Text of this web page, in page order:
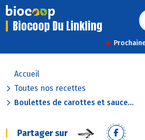
Biocoop Du Linkling
Accueil
Toutes nos recettes
Boulettes de carottes et sauce...
Partager sur